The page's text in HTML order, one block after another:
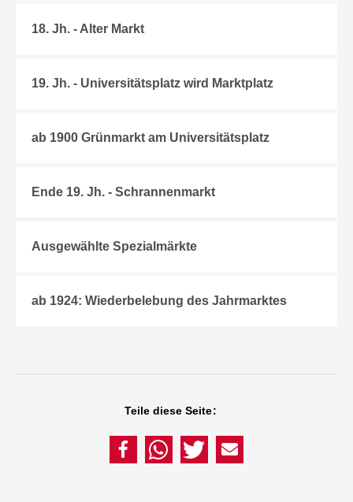
18. Jh. - Alter Markt
19. Jh. - Universitätsplatz wird Marktplatz
ab 1900 Grünmarkt am Universitätsplatz
Ende 19. Jh. - Schrannenmarkt
Ausgewählte Spezialmärkte
ab 1924: Wiederbelebung des Jahrmarktes
Teile diese Seite: